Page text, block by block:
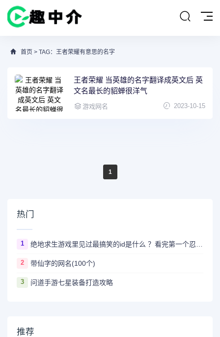
首页 > TAG：王者荣耀有意思的名字
王者荣耀 当英雄的名字翻译成英文后 英
文名最长的貂蝉很洋气
游戏网名 2023-10-15
1
热门
1 绝地求生游戏里见过最搞笑的id是什么 ？看完第一个忍不住爆笑
2 带仙字的网名(100个)
3 问道手游七星装备打造攻略
推荐